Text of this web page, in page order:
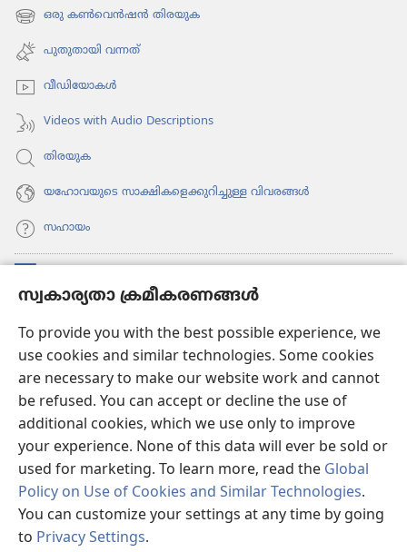
സ്വകാര്യതാ ക്രമീകരണങ്ങൾ
To provide you with the best possible experience, we
use cookies and similar technologies. Some cookies
are necessary to make our website work and cannot
be refused. You can accept or decline the use of
additional cookies, which we use only to improve
your experience. None of this data will ever be sold or
used for marketing. To learn more, read the Global
Policy on Use of Cookies and Similar Technologies.
You can customize your settings at any time by going
to Privacy Settings.
പേജ്
തുറക്കുക)
ഒരു കൺവെൻഷൻ തിരയുക
(പുതിയ
പേജ്
തുറക്കുക)
പുതുതായി വന്നത്‌
വീഡി​യോ​കൾ
Videos with Audio Descriptions
തിരയുക
യഹോവയുടെ സാക്ഷികളെക്കുറിച്ചുള്ള വിവരങ്ങൾ
സഹായം
പേജ്
തുറക്കുക)വാച്ച്ടവര്‍ ഓണ്‍ലൈന്‍ ലൈബ്രറി
(പുതിയ
പേജ്
തുറക്കുക)JW ഹബ്ബ്
(പുതിയ
പേജ്
തുറക്കുക)JW ലൈ​ബ്ര​റി
വാച്ച്‌ടവർ ലൈ​ബ്രറി